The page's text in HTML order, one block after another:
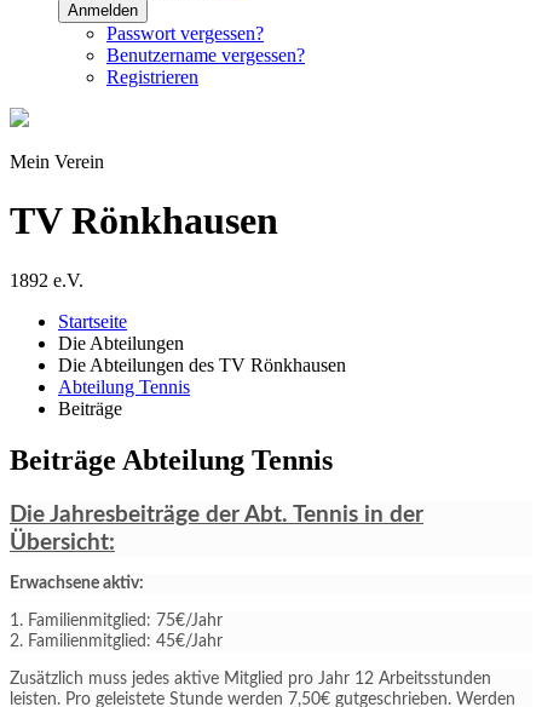
Anmelden
Passwort vergessen?
Benutzername vergessen?
Registrieren
Mein Verein
TV Rönkhausen
1892 e.V.
Startseite
Die Abteilungen
Die Abteilungen des TV Rönkhausen
Abteilung Tennis
Beiträge
Beiträge Abteilung Tennis
Die Jahresbeiträge der Abt. Tennis in der
Übersicht:
Erwachsene aktiv:
1. Familienmitglied: 75€/Jahr
2. Familienmitglied: 45€/Jahr
Zusätzlich muss jedes aktive Mitglied pro Jahr 12 Arbeitsstunden
leisten. Pro geleistete Stunde werden 7,50€ gutgeschrieben. Werden